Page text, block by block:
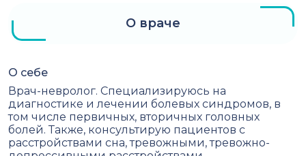
О враче
О себе
Врач-невролог. Специализируюсь на
диагностике и лечении болевых синдромов, в
том числе первичных, вторичных головных
болей. Также, консультирую пациентов с
расстройствами сна, тревожными, тревожно-